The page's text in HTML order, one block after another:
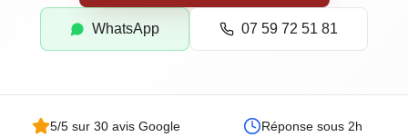
Maquettes d'Architecture
WhatsApp 07 59 72 51 81
5/5 sur 30 avis Google Réponse sous 2h